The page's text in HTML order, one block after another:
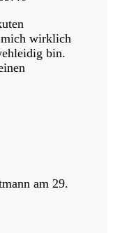
mich wirklich
bin.
am 29.